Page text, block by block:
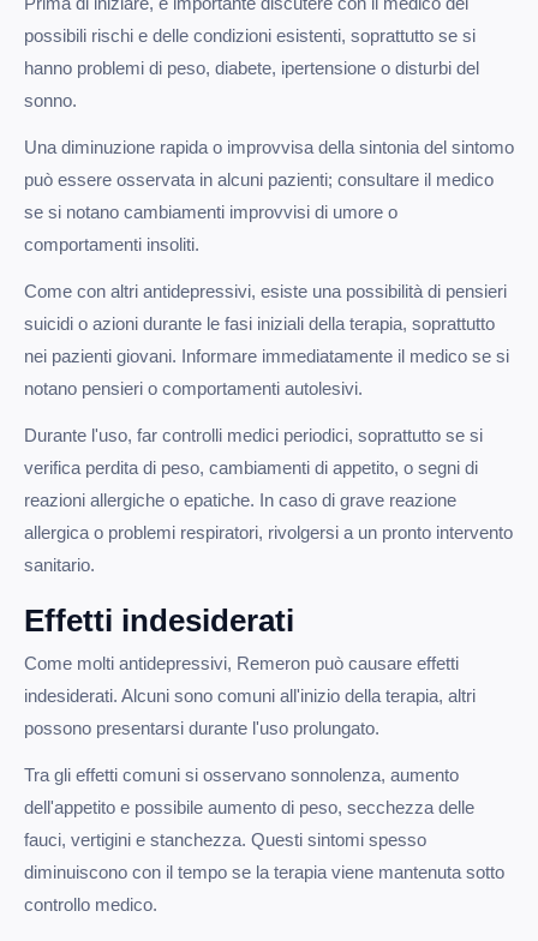
possibili rischi e delle condizioni esistenti, soprattutto se si
hanno problemi di peso, diabete, ipertensione o disturbi del
sonno.
Una diminuzione rapida o improvvisa della sintonia del sintomo
può essere osservata in alcuni pazienti; consultare il medico
se si notano cambiamenti improvvisi di umore o
comportamenti insoliti.
Come con altri antidepressivi, esiste una possibilità di pensieri
suicidi o azioni durante le fasi iniziali della terapia, soprattutto
nei pazienti giovani. Informare immediatamente il medico se si
notano pensieri o comportamenti autolesivi.
Durante l'uso, far controlli medici periodici, soprattutto se si
verifica perdita di peso, cambiamenti di appetito, o segni di
reazioni allergiche o epatiche. In caso di grave reazione
allergica o problemi respiratori, rivolgersi a un pronto intervento
sanitario.
Effetti indesiderati
Come molti antidepressivi, Remeron può causare effetti
indesiderati. Alcuni sono comuni all'inizio della terapia, altri
possono presentarsi durante l'uso prolungato.
Tra gli effetti comuni si osservano sonnolenza, aumento
dell'appetito e possibile aumento di peso, secchezza delle
fauci, vertigini e stanchezza. Questi sintomi spesso
diminuiscono con il tempo se la terapia viene mantenuta sotto
controllo medico.